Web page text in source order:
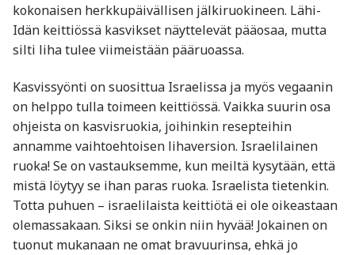
kokonaisen herkkupäivällisen jälkiruokineen. Lähi-
Idän keittiössä kasvikset näyttelevät pääosaa, mutta
silti liha tulee viimeistään pääruoassa.
Kasvissyönti on suosittua Israelissa ja myös vegaanin
on helppo tulla toimeen keittiössä. Vaikka suurin osa
ohjeista on kasvisruokia, joihinkin resepteihin
annamme vaihtoehtoisen lihaversion. Israelilainen
ruoka! Se on vastauksemme, kun meiltä kysytään, että
mistä löytyy se ihan paras ruoka. Israelista tietenkin.
Totta puhuen – israelilaista keittiötä ei ole oikeastaan
olemassakaan. Siksi se onkin niin hyvää! Jokainen on
tuonut mukanaan ne omat bravuurinsa, ehkä jo